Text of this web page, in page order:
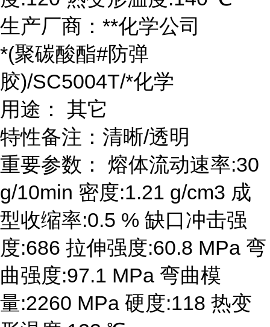
生产厂商：**化学公司
*(聚碳酸酯#防弹
胶)/SC5004T/*化学
用途： 其它
特性备注：清晰/透明
重要参数： 熔体流动速率:30
g/10min 密度:1.21 g/cm3 成
型收缩率:0.5 % 缺口冲击强
度:686 拉伸强度:60.8 MPa 弯
曲强度:97.1 MPa 弯曲模
量:2260 MPa 硬度:118 热变